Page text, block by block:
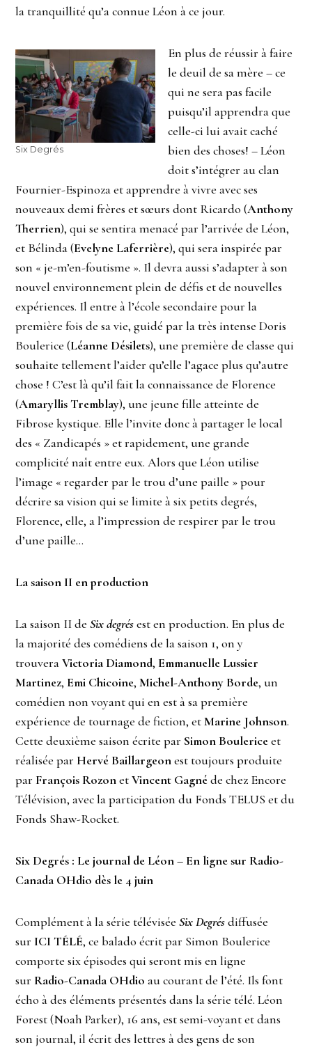
la tranquillité qu’a connue Léon à ce jour.
Six Degrés
En plus de réussir à faire
le deuil de sa mère – ce
qui ne sera pas facile
puisqu’il apprendra que
celle-ci lui avait caché
bien des choses! – Léon
doit s’intégrer au clan
Fournier-Espinoza et apprendre à vivre avec ses
nouveaux demi frères et sœurs dont Ricardo (Anthony
Therrien), qui se sentira menacé par l’arrivée de Léon,
et Bélinda (Evelyne Laferrière), qui sera inspirée par
son « je-m’en-foutisme ». Il devra aussi s’adapter à son
nouvel environnement plein de défis et de nouvelles
expériences. Il entre à l’école secondaire pour la
première fois de sa vie, guidé par la très intense Doris
Boulerice (Léanne Désilets), une première de classe qui
souhaite tellement l’aider qu’elle l’agace plus qu’autre
chose ! C’est là qu’il fait la connaissance de Florence
(Amaryllis Tremblay), une jeune fille atteinte de
Fibrose kystique. Elle l’invite donc à partager le local
des « Zandicapés » et rapidement, une grande
complicité naît entre eux. Alors que Léon utilise
l’image « regarder par le trou d’une paille » pour
décrire sa vision qui se limite à six petits degrés,
Florence, elle, a l’impression de respirer par le trou
d’une paille…
La saison II en production
La saison II deSix degrésest en production. En plus de
la majorité des comédiens de la saison 1, on y
trouveraVictoria Diamond, Emmanuelle Lussier
Martinez, Emi Chicoine,Michel-Anthony Borde, un
comédien non voyant qui en est à sa première
expérience de tournage de fiction, etMarine Johnson.
Cette deuxième saison écrite par Simon Boulericeet
réalisée par Hervé Baillargeonest toujours produite
par François RozonetVincent Gagnéde chez Encore
Télévision, avec la participation du Fonds TELUS et du
Fonds Shaw-Rocket.
Six Degrés : Le journal de Léon – En ligne sur Radio-
Canada OHdio dès le 4 juin
Complément à la série téléviséeSix Degrésdiffusée
sur ICI TÉLÉ, ce balado écrit par Simon Boulerice
comporte six épisodes qui seront mis en ligne
sur Radio-Canada OHdio au courant de l’été. Ils font
écho à des éléments présentés dans la série télé. Léon
Forest (Noah Parker), 16 ans, est semi-voyant et dans
son journal, il écrit des lettres à des gens de son